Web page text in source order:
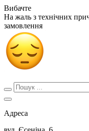
Вибачте
На жаль з технічних
замовлення
Адреса